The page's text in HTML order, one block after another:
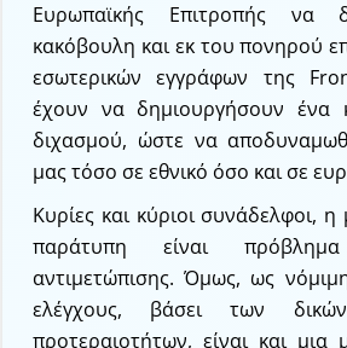
Ευρωπαϊκής Επιτροπής να
κακόβουλη και εκ του πονηρού
εσωτερικών εγγράφων της
έχουν να δημιουργήσουν ένα
διχασμού, ώστε να
μας τόσο σε εθνικό όσο και σε
Κυρίες και κύριοι συνάδελφοι,
παράτυπη είναι
αντιμετώπισης. Όμως, ως
ελέγχους, βάσει των
προτεραιοτήτων, είναι και μια